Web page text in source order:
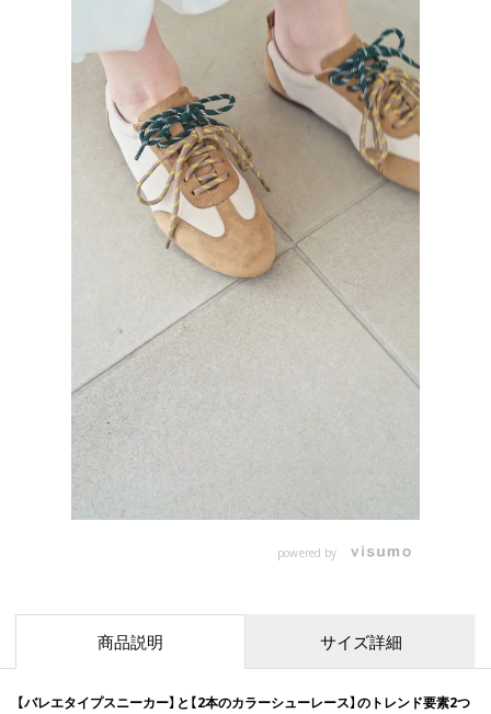
powered by
商品説明 サイズ詳細
【バレエタイプスニーカー】と【2本のカラーシューレース】のトレンド要素2つ